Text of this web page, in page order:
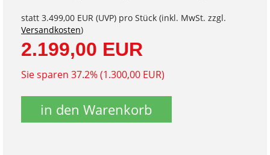
statt 3.499,00 EUR (UVP) pro Stück (inkl. MwSt. zzgl.
Versandkosten)
2.199,00 EUR
Sie sparen 37.2% (1.300,00 EUR)
in den Warenkorb